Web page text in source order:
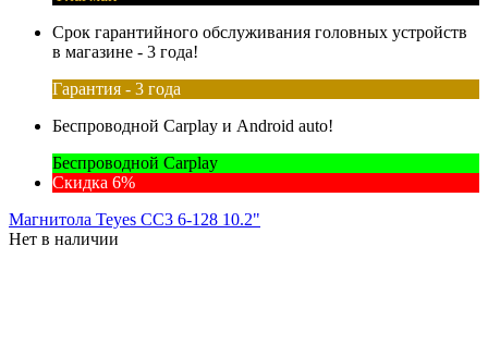
Срок гарантийного обслуживания головных устройств
в магазине - 3 года!
Гарантия - 3 года
Беспроводной Carplay и Android auto!
Беспроводной Carplay
Скидка 6%
Магнитола Teyes CC3 6-128 10.2"
Нет в наличии